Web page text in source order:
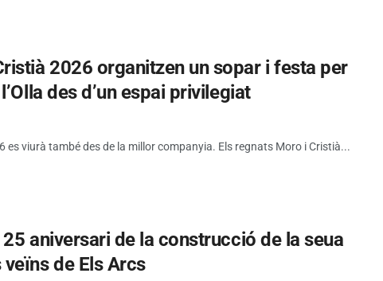
2026 organitzen un sopar i festa per
des d’un espai privilegiat
es viurà també des de la millor companyia. Els regnats Moro i Cristià...
aniversari de la construcció de la seua
de Els Arcs